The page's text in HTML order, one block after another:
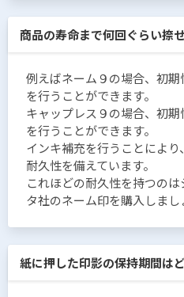
商品の寿命まで何回ぐらい捺
例えばネーム９の場合、初
を行うことができます。
キャップレス９の場合、初
を行うことができます。
インキ補充を行うことによ
耐久性を備えています。
これほどの耐久性を持つの
タ社のネーム印を購入しまし
紙に押した印影の保持期間は